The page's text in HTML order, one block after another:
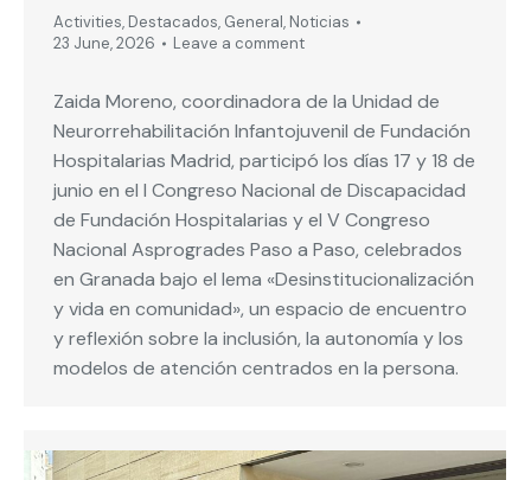
Activities, Destacados, General, Noticias
23 June, 2026
Leave a comment
Zaida Moreno, coordinadora de la Unidad de
Neurorrehabilitación Infantojuvenil de Fundación
Hospitalarias Madrid, participó los días 17 y 18 de
junio en el I Congreso Nacional de Discapacidad
de Fundación Hospitalarias y el V Congreso
Nacional Asprogrades Paso a Paso, celebrados
en Granada bajo el lema «Desinstitucionalización
y vida en comunidad», un espacio de encuentro
y reflexión sobre la inclusión, la autonomía y los
modelos de atención centrados en la persona.